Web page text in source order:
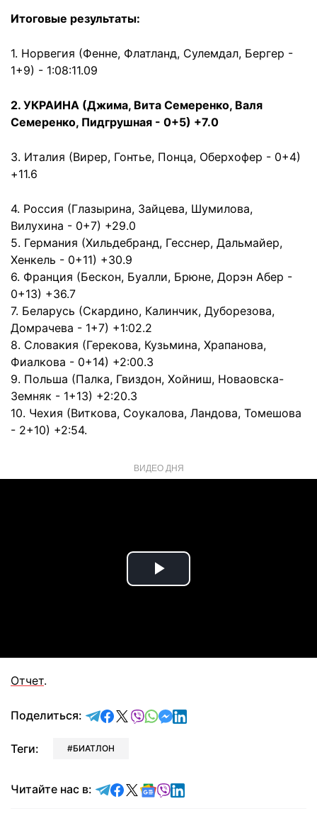
Итоговые результаты:
1. Норвегия (Фенне, Флатланд, Сулемдал, Бергер -
1+9) - 1:08:11.09
2. УКРАИНА (Джима, Вита Семеренко, Валя
Семеренко, Пидгрушная - 0+5) +7.0
3. Италия (Вирер, Гонтье, Понца, Оберхофер - 0+4)
+11.6
4. Россия (Глазырина, Зайцева, Шумилова,
Вилухина - 0+7) +29.0
5. Германия (Хильдебранд, Гесснер, Дальмайер,
Хенкель - 0+11) +30.9
6. Франция (Бескон, Буалли, Брюне, Дорэн Абер -
0+13) +36.7
7. Беларусь (Скардино, Калинчик, Дуборезова,
Домрачева - 1+7) +1:02.2
8. Словакия (Герекова, Кузьмина, Храпанова,
Фиалкова - 0+14) +2:00.3
9. Польша (Палка, Гвиздон, Хойниш, Новаовска-
Земняк - 1+13) +2:20.3
10. Чехия (Виткова, Соукалова, Ландова, Томешова
- 2+10) +2:54.
ВИДЕО ДНЯ
Play
Отчет.
Поделиться: отправить в Telegram
поделиться в Facebook
поделиться в X
отправить в Viber
отправить в Whatsapp
отправить в Messenger
отправить в LinkedIn
Теги: БИАТЛОН
Читайте нас в: Читайте в Telegram
Читайте в Facebook
Читайте в X
Читайте в Google news
Читайте в Viber
Читайте в LinkedIn